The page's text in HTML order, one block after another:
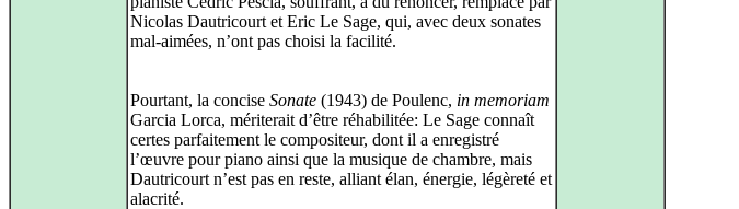
Nicolas Dautricourt et Eric Le Sage, qui, avec deux sonates
mal-aimées, n’ont pas choisi la facilité.
Pourtant, la concise Sonate (1943) de Poulenc, in memoriam
Garcia Lorca, mériterait d’être réhabilitée: Le Sage connaît
certes parfaitement le compositeur, dont il a enregistré
l’œuvre pour piano ainsi que la musique de chambre, mais
Dautricourt n’est pas en reste, alliant élan, énergie, légèreté et
alacrité.